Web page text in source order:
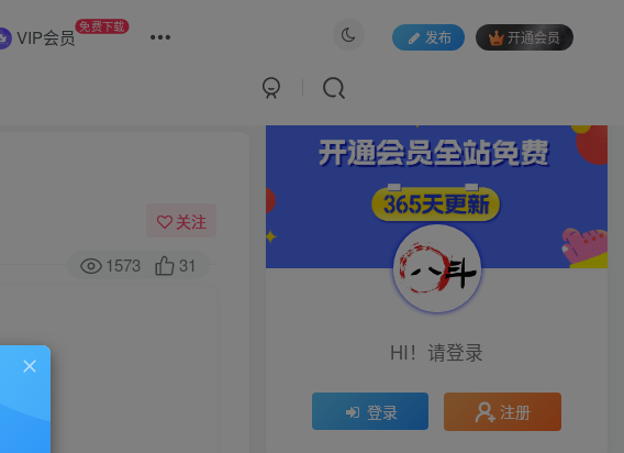
VIP会员 免费下载
发布 开通会员
关注
1573 31
HI！请登录
登录 注册